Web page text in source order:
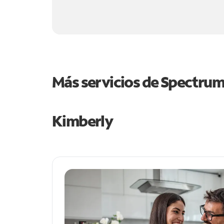
Más servicios de
Kimberly